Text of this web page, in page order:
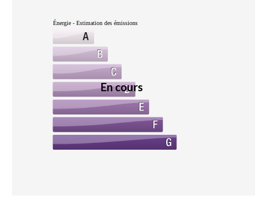
Énergie - Estimation des émissions
En cours